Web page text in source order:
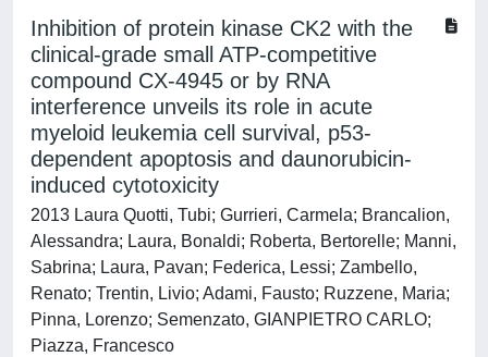
Inhibition of protein kinase CK2 with the
clinical-grade small ATP-competitive
compound CX-4945 or by RNA
interference unveils its role in acute
myeloid leukemia cell survival, p53-
dependent apoptosis and daunorubicin-
induced cytotoxicity
2013 Laura Quotti, Tubi; Gurrieri, Carmela; Brancalion,
Alessandra; Laura, Bonaldi; Roberta, Bertorelle; Manni,
Sabrina; Laura, Pavan; Federica, Lessi; Zambello,
Renato; Trentin, Livio; Adami, Fausto; Ruzzene, Maria;
Pinna, Lorenzo; Semenzato, GIANPIETRO CARLO;
Piazza, Francesco